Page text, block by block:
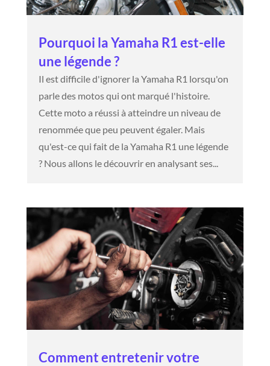
Pourquoi la Yamaha R1 est-elle
une légende ?
Il est difficile d'ignorer la Yamaha R1 lorsqu'on
parle des motos qui ont marqué l'histoire.
Cette moto a réussi à atteindre un niveau de
renommée que peu peuvent égaler. Mais
qu'est-ce qui fait de la Yamaha R1 une légende
? Nous allons le découvrir en analysant ses...
Comment entretenir votre